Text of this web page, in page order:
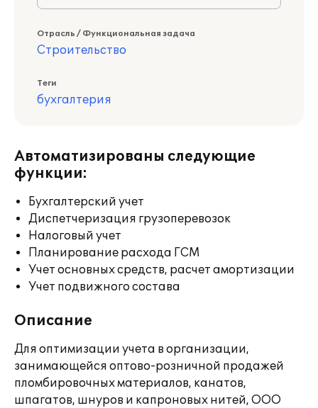
Отрасль / Функциональная задача
Строительство
Теги
бухгалтерия
Автоматизированы следующие
функции:
Бухгалтерский учет
Диспетчеризация грузоперевозок
Налоговый учет
Планирование расхода ГСМ
Учет основных средств, расчет амортизации
Учет подвижного состава
Описание
Для оптимизации учета в организации,
занимающейся оптово-розничной продажей
пломбировочных материалов, канатов,
шпагатов, шнуров и капроновых нитей, ООО